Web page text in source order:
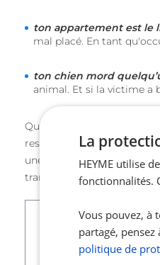
ton appartement est le
mal placé. En tant
ton chien mord
animal. Et si la victime a
Qu'il s'agisse d'accidents
responsabilités
une
assurance
tranquille, sachant que tu
ui doit souscrire
La
HEYME utilise
fonctionnalités.
Vous pouvez, à
partagé,
politique de